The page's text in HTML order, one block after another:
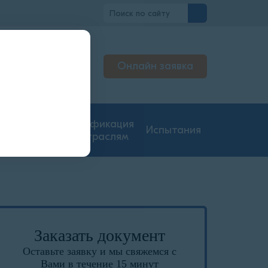
Онлайн заявка
Сертификация
по отраслям
Испытания
Заказать документ
Оставьте заявку и мы свяжемся с
Вами в течение 15 минут